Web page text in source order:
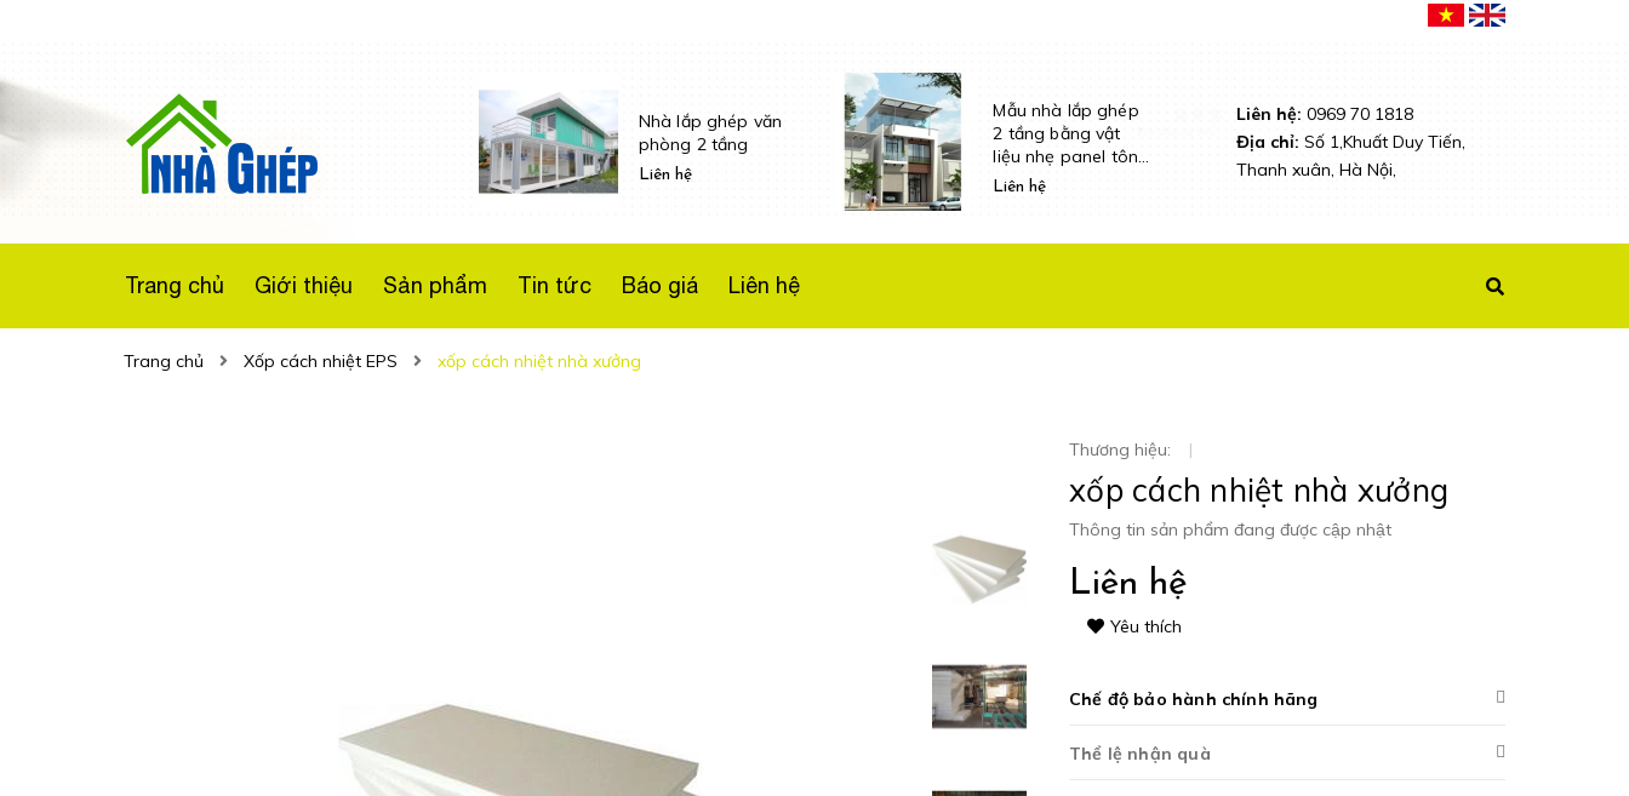
cách âm hiệu quả
Liên hệ
Nhà lắp ghép văn
phòng 2 tầng
Liên hệ
Mẫu nhà lắp ghép
2 tầng bằng vật
liệu nhẹ panel tôn
xốp
Liên hệ
Liên hệ: 0969 70 1818
Địa chỉ: Số 1,Khuất Duy Tiến,
Thanh xuân, Hà Nội,
Trang chủ Giới thiệu Sản phẩm Tin tức Báo giá Liên hệ
Trang chủ Xốp cách nhiệt EPS xốp cách nhiệt nhà xưởng
Thương hiệu: |
xốp cách nhiệt nhà xưởng
Thông tin sản phẩm đang được cập nhật
Liên hệ
Yêu thích
Chế độ bảo hành chính hãng
Thể lệ nhận quà